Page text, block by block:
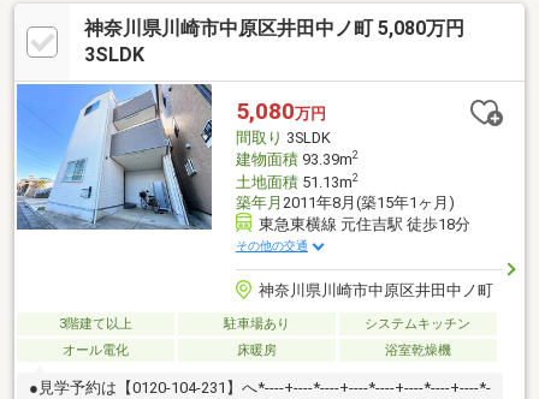
神奈川県川崎市中原区井田中ノ町 5,080万円
3SLDK
5,080万円
間取り 3SLDK
建物面積93.39m2
土地面積51.13m2
築年月 2011年8月(築15年1ヶ月)
東急東横線 元住吉駅 徒歩18分
その他の交通
神奈川県川崎市中原区井田中ノ町
3階建て以上 駐車場あり
システムキッチン
オール電化
床暖房 浴室乾燥機
●見学予約は【0120-104-231】へ*----+----*----+----*----+----*----+----*-